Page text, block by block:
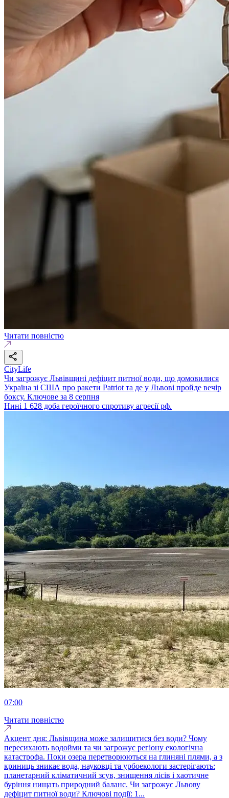
Читати повністю
CityLife
Чи загрожує Львівщині дефіцит питної води, що домовилися
Україна зі США про ракети Patriot та де у Львові пройде вечір
боксу. Ключове за 8 серпня
Нині 1 628 доба героїчного спротиву агресії рф.
07:00
Читати повністю
Акцент дня: Львівщина може залишитися без води? Чому
пересихають водойми та чи загрожує регіону екологічна
катастрофа. Поки озера перетворюються на глиняні плями, а з
криниць зникає вода, науковці та урбоекологи застерігають:
планетарний кліматичний зсув, знищення лісів і хаотичне
буріння нищать природний баланс. Чи загрожує Львову
дефіцит питної води? Ключові події: 1...